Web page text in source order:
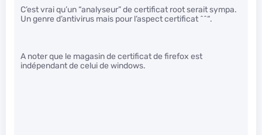
C’est vrai qu’un “analyseur” de certificat root serait sympa.
Un genre d’antivirus mais pour l’aspect certificat ^^“.
A noter que le magasin de certificat de firefox est
indépendant de celui de windows.